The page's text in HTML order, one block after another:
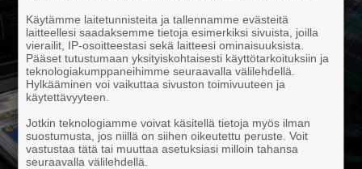
Käytämme laitetunnisteita ja tallennamme evästeitä
laitteellesi saadaksemme tietoja esimerkiksi sivuista, joilla
vierailit, IP-osoitteestasi sekä laitteesi ominaisuuksista.
Pääset tutustumaan yksityiskohtaisesti käyttötarkoituksiin ja
teknologiakumppaneihimme seuraavalla välilehdellä.
Hylkääminen voi vaikuttaa sivuston toimivuuteen ja
käytettävyyteen.
Jotkin teknologiamme voivat käsitellä tietoja myös ilman
suostumusta, jos niillä on siihen oikeutettu peruste. Voit
vastustaa tätä tai muuttaa asetuksiasi milloin tahansa
seuraavalla välilehdellä.